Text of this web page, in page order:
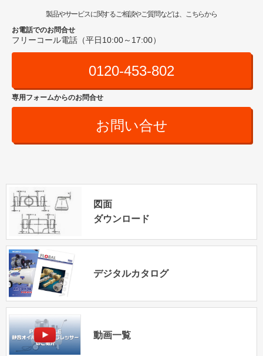
製品やサービスに関するご相談やご質問などは、こちらから
お電話でのお問合せ
フリーコール電話（平日10:00～17:00）
0120-453-802
専用フォームからのお問合せ
お問い合せ
図面
ダウンロード
デジタルカタログ
動画一覧